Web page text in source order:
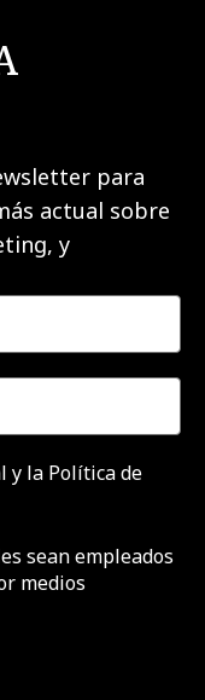
para
actual sobre
y
y la Política de
sean empleados
medios